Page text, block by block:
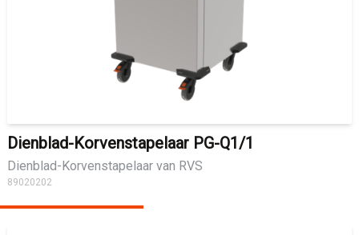
Dienblad-Korvenstapelaar PG-Q1/1
Dienblad-Korvenstapelaar van RVS
89020202